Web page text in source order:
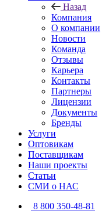
Назад
Компания
О компании
Новости
Команда
Отзывы
Карьера
Контакты
Партнеры
Лицензии
Документы
Бренды
Услуги
Оптовикам
Поставщикам
Наши проекты
Статьи
СМИ о НАС
8 800 350-48-81